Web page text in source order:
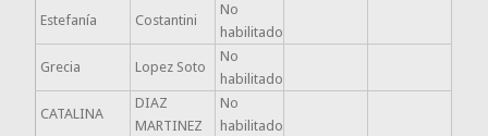
Estefanía Costantini
No
habilitado
Grecia Lopez Soto
No
habilitado
CATALINA
DIAZ
MARTINEZ
No
habilitado